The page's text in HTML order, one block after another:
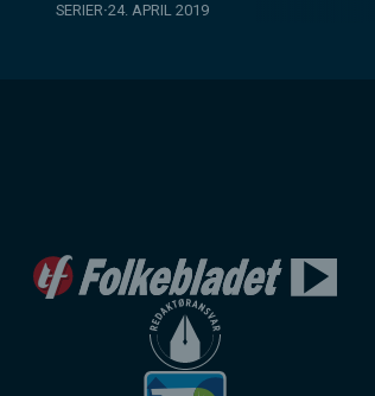
SERIER 24. APRIL 2019